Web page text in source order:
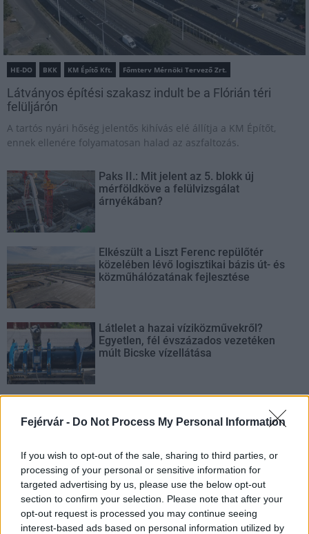
Fejérvár - Do Not Process My Personal Information
If you wish to opt-out of the sale, sharing to third parties, or
processing of your personal or sensitive information for
targeted advertising by us, please use the below opt-out
section to confirm your selection. Please note that after your
opt-out request is processed you may continue seeing
interest-based ads based on personal information utilized by
HE-DO BKK KM Építő Kft. Főmterv Mérnöki Tervező Zrt.
Látványos építési szakasz indult be a Flórián téri
felüljárón
A tartós nyári hőség jelentős kihívás elé állítja a KM Építőt,
ennek ellenére folyamatosan halad az aszfaltozás.
Paks II.: Mit jelent az 5. blokk új
mérföldköve a felülvizsgálat
árnyékában?
Elkészült a Liszt Ferenc repülőtér
közelében lévő logisztikai bázis út- és
közműhálózatának fejlesztése
Látlelet a hazai víziközművekről?
Egyetlen, fél évszázados vezetéken
múlt Bicske vízellátása
Mohács a csata ötszázadik
évfordulójára
AJÁNLJUK MÉG